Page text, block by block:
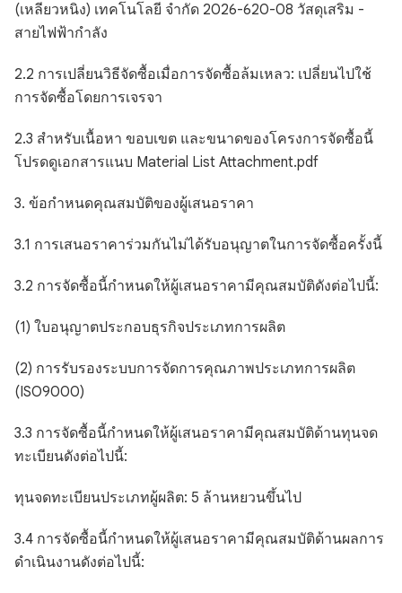
(เหลียวหนิง) เทคโนโลยี จำกัด 2026-620-08 วัสดุเสริม -
สายไฟฟ้ากำลัง
2.2 การเปลี่ยนวิธีจัดซื้อเมื่อการจัดซื้อล้มเหลว: เปลี่ยนไปใช้
การจัดซื้อโดยการเจรจา
2.3 สำหรับเนื้อหา ขอบเขต และขนาดของโครงการจัดซื้อนี้
โปรดดูเอกสารแนบ Material List Attachment.pdf
3. ข้อกำหนดคุณสมบัติของผู้เสนอราคา
3.1 การเสนอราคาร่วมกันไม่ได้รับอนุญาตในการจัดซื้อครั้งนี้
3.2 การจัดซื้อนี้กำหนดให้ผู้เสนอราคามีคุณสมบัติดังต่อไปนี้:
(1) ใบอนุญาตประกอบธุรกิจประเภทการผลิต
(2) การรับรองระบบการจัดการคุณภาพประเภทการผลิต
(ISO9000)
3.3 การจัดซื้อนี้กำหนดให้ผู้เสนอราคามีคุณสมบัติด้านทุนจด
ทะเบียนดังต่อไปนี้:
ทุนจดทะเบียนประเภทผู้ผลิต: 5 ล้านหยวนขึ้นไป
3.4 การจัดซื้อนี้กำหนดให้ผู้เสนอราคามีคุณสมบัติด้านผลการ
ดำเนินงานดังต่อไปนี้: